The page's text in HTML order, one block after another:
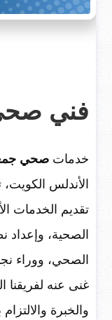
فني
خدمات صحي
الأندلس
تقديم الخدمات
الصحية، وإعداد
الصحي، ووراء
غنى عنه لفريقنا
والخبرة